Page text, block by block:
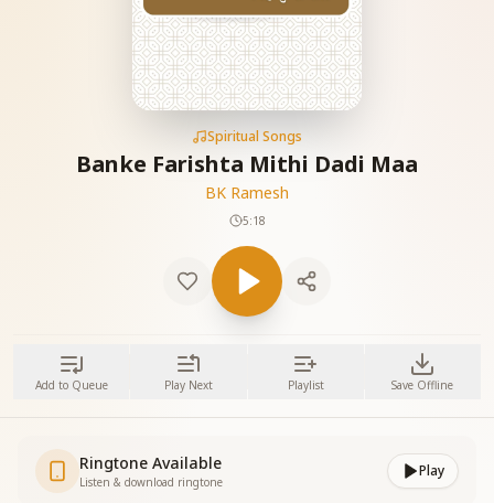
Spiritual Songs
Banke Farishta Mithi Dadi Maa
BK Ramesh
5:18
Add to Queue Play Next Playlist Save Offline
Ringtone Available
Listen & download ringtone
Play